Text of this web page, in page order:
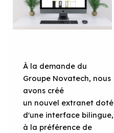
À la demande du
Groupe Novatech, nous
avons créé
un nouvel extranet doté
d'une interface bilingue,
à la préférence de